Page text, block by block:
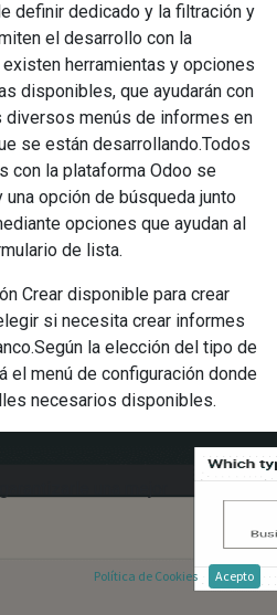
definir dedicado y la filtración y
el desarrollo con la
herramientas y opciones
disponibles, que ayudarán con
menús de informes en
se están desarrollando.Todos
con la plataforma Odoo se
una opción de búsqueda junto
opciones que ayudan al
de lista.
Crear disponible para crear
si necesita crear informes
la elección del tipo de
el menú de configuración donde
necesarios disponibles.
Política de Cookies Acepto